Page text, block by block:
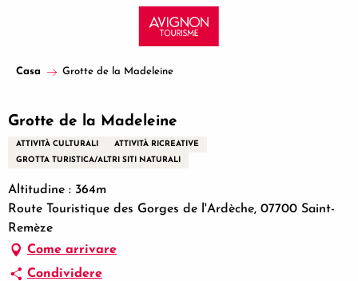
principal
Casa Grotte de la Madeleine
Grotte de la Madeleine
ATTIVITÀ CULTURALI
ATTIVITÀ RICREATIVE
GROTTA TURISTICA/ALTRI SITI NATURALI
Altitudine : 364m
Route Touristique des Gorges de l'Ardèche, 07700 Saint-
Remèze
Come arrivare
Condividere